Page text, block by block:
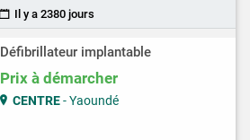
Il y a 2380 jours
Défibrillateur implantable
Prix à démarcher
CENTRE- Yaoundé